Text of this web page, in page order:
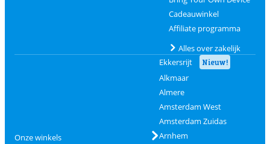
Cadeauwinkel
Affiliate programma
Alles over zakelijk
Onze winkels
Ekkersrijt Nieuw!
Alkmaar
Almere
Amsterdam West
Amsterdam Zuidas
Arnhem